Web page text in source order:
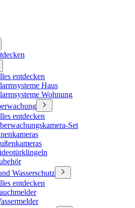
entdecken
Haus
Wohnung
entdecken
Set
Wasserschutz
entdecken